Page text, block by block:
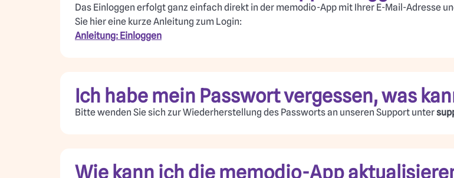
Das Einloggen erfolgt ganz einfach direkt in der memodio-App mit Ihrer E-Mail-Adresse
Sie hier eine kurze Anleitung zum Login:
Anleitung: Einloggen
Ich habe mein Passwort vergessen, was
Bitte wenden Sie sich zur Wiederherstellung des Passworts an unseren Support unter
Wie kann ich die memodio-App